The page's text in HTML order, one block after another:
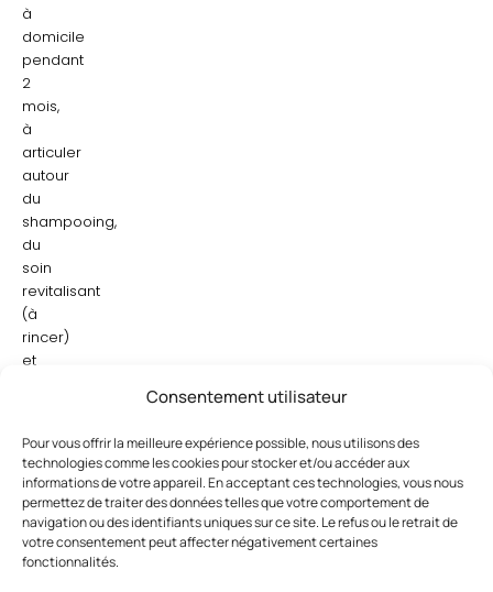
Consentement utilisateur
Pour vous offrir la meilleure expérience possible, nous utilisons des
technologies comme les cookies pour stocker et/ou accéder aux
informations de votre appareil. En acceptant ces technologies, vous nous
permettez de traiter des données telles que votre comportement de
navigation ou des identifiants uniques sur ce site. Le refus ou le retrait de
votre consentement peut affecter négativement certaines
fonctionnalités.
à
domicile
pendant
2
mois,
à
articuler
autour
du
shampooing,
du
soin
revitalisant
(à
rincer)
et
fortifiante
(sans
rinçage).
Le
plus